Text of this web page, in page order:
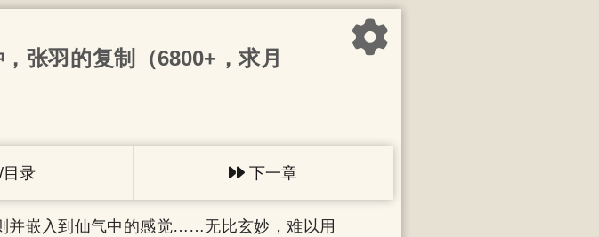
张羽的复制（6800+，求月
录 下一章
并嵌入到仙气中的感觉……无比玄妙，难以用